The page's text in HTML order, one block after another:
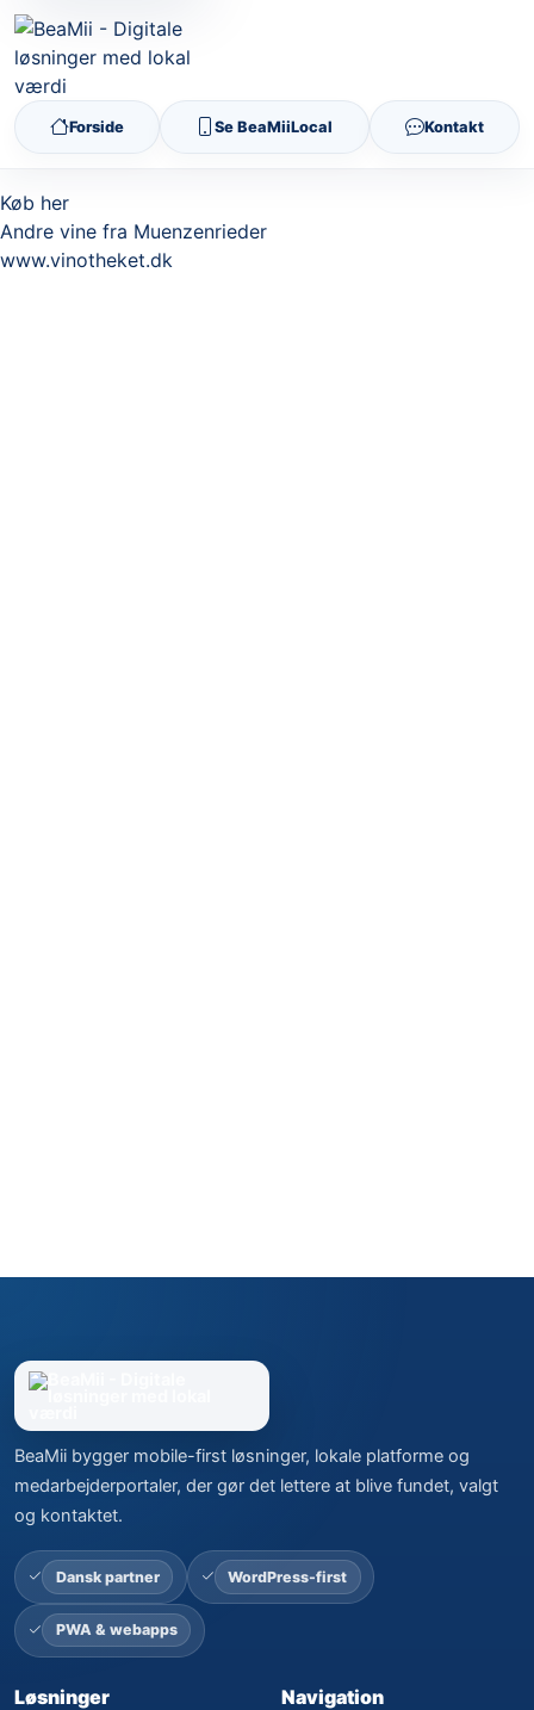
Forside Se BeaMiiLocal Kontakt
Køb her
Andre vine fra Muenzenrieder
www.vinotheket.dk
BeaMii bygger mobile-first løsninger, lokale platforme og
medarbejderportaler, der gør det lettere at blive fundet, valgt
og kontaktet.
Dansk partner WordPress-first
PWA & webapps
Løsninger Navigation